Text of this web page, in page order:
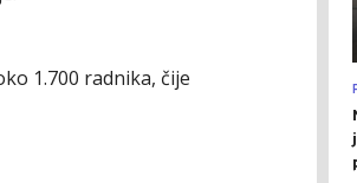
1.700 radnika, čije